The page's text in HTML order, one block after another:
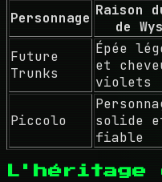
Personnage Raison
de
Future
Trunks
Épée
et
violets
Piccolo
solide
fiable
L'héritage